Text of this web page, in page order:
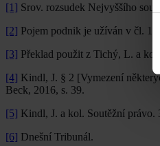
[1] Srov. rozsudek Nejvyššího
[2] Pojem podnik je užíván v čl.
[3] Překlad použit z Tichý, L. a
[4] Kindl, J. § 2 [Vymezení
Beck, 2016, s. 39.
[5] Kindl, J. a kol. Soutěžní právo.
[6] Dnešní Tribunál.